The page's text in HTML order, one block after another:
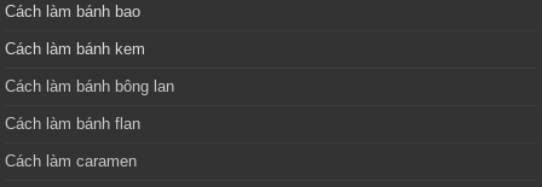
Cách làm bánh bao
Cách làm bánh kem
Cách làm bánh bông lan
Cách làm bánh flan
Cách làm caramen